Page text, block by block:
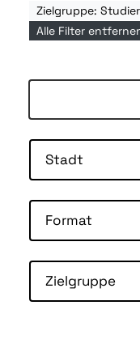
Zielgruppe:
Alle Filter
Stadt
Format
Zielgruppe